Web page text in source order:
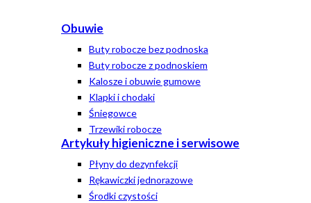
Obuwie
Buty robocze bez podnoska
Buty robocze z podnoskiem
Kalosze i obuwie gumowe
Klapki i chodaki
Śniegowce
Trzewiki robocze
Artykuły higieniczne i serwisowe
Płyny do dezynfekcji
Rękawiczki jednorazowe
Środki czystości